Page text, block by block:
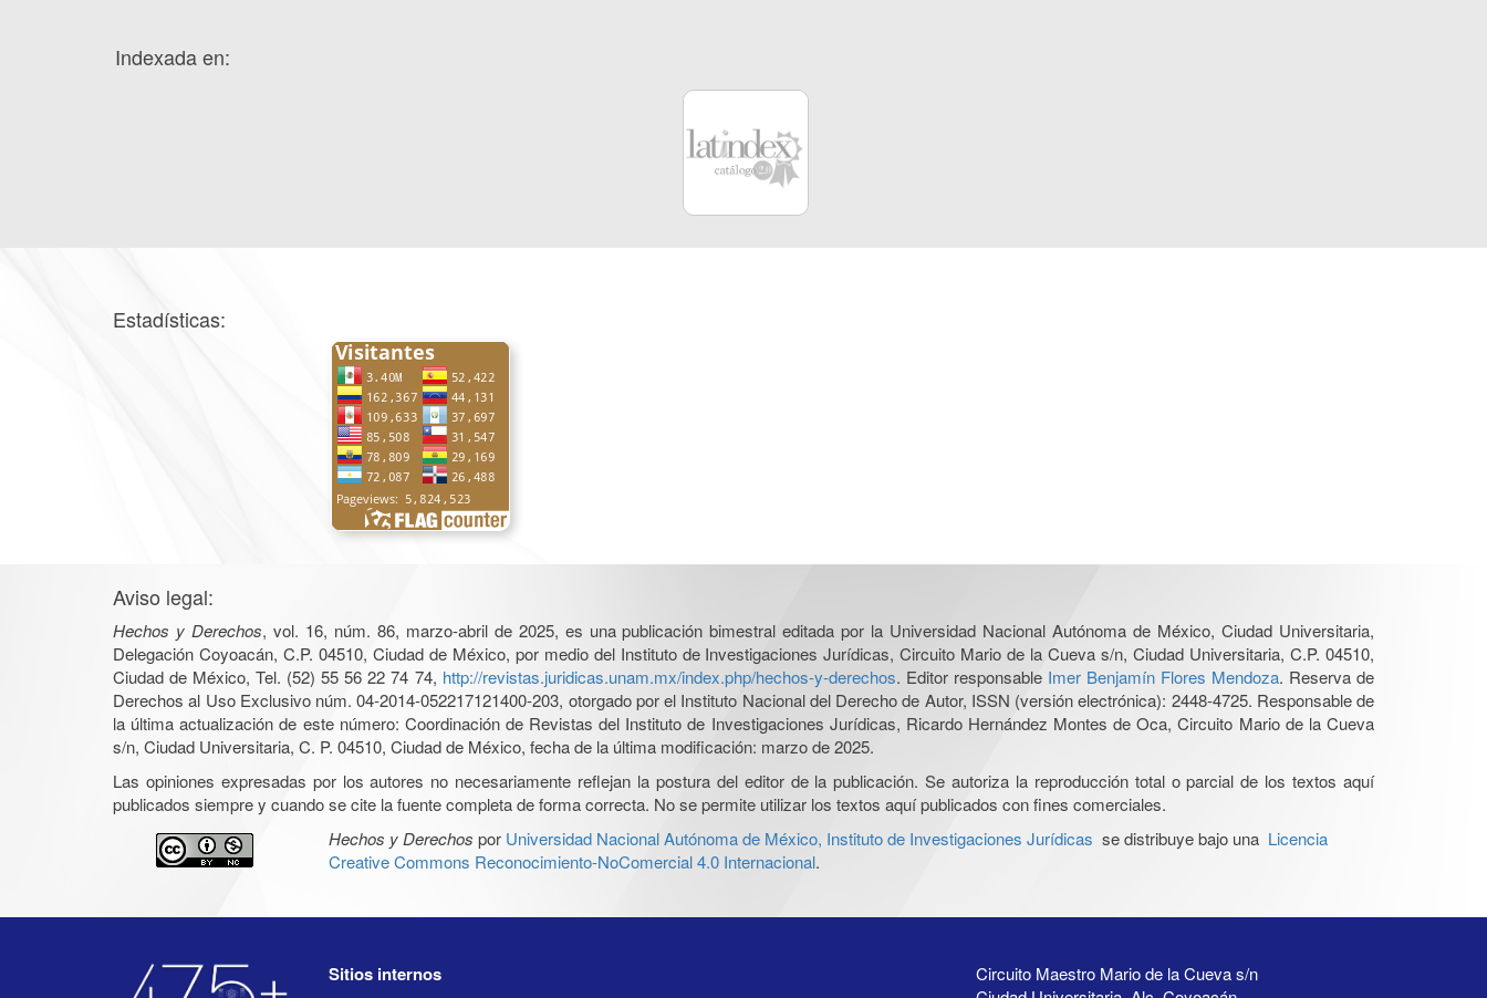
Indexada en:
Estadísticas:
Aviso legal:
Hechos y Derechos, vol. 16, núm. 86, marzo-abril de 2025, es una publicación bimestral editada por la Universidad Nacional Autónoma de México, Ciudad Universitaria,
Delegación Coyoacán, C.P. 04510, Ciudad de México, por medio del Instituto de Investigaciones Jurídicas, Circuito Mario de la Cueva s/n, Ciudad Universitaria, C.P. 04510,
Ciudad de México, Tel. (52) 55 56 22 74 74, http://revistas.juridicas.unam.mx/index.php/hechos-y-derechos. Editor responsable Imer Benjamín Flores Mendoza. Reserva de
Derechos al Uso Exclusivo núm. 04-2014-052217121400-203, otorgado por el Instituto Nacional del Derecho de Autor, ISSN (versión electrónica): 2448-4725. Responsable de
la última actualización de este número: Coordinación de Revistas del Instituto de Investigaciones Jurídicas, Ricardo Hernández Montes de Oca, Circuito Mario de la Cueva
s/n, Ciudad Universitaria, C. P. 04510, Ciudad de México, fecha de la última modificación: marzo de 2025.
Las opiniones expresadas por los autores no necesariamente reflejan la postura del editor de la publicación. Se autoriza la reproducción total o parcial de los textos aquí
publicados siempre y cuando se cite la fuente completa de forma correcta. No se permite utilizar los textos aquí publicados con fines comerciales.
Hechos y Derechos por Universidad Nacional Autónoma de México, Instituto de Investigaciones Jurídicas se distribuye bajo una Licencia
Creative Commons Reconocimiento-NoComercial 4.0 Internacional.
Sitios internos
Circuito Maestro Mario de la Cueva s/n